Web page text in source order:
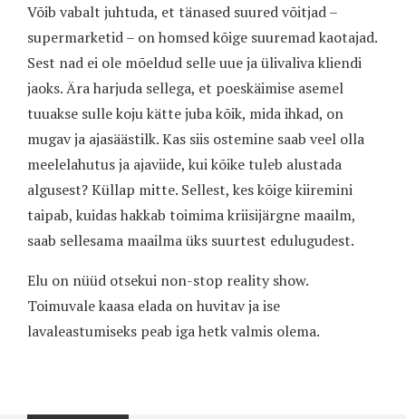
Võib vabalt juhtuda, et tänased suured võitjad –
supermarketid – on homsed kõige suuremad kaotajad.
Sest nad ei ole mõeldud selle uue ja ülivaliva kliendi
jaoks. Ära harjuda sellega, et poeskäimise asemel
tuuakse sulle koju kätte juba kõik, mida ihkad, on
mugav ja ajasäästilk. Kas siis ostemine saab veel olla
meelelahutus ja ajaviide, kui kõike tuleb alustada
algusest? Küllap mitte. Sellest, kes kõige kiiremini
taipab, kuidas hakkab toimima kriisijärgne maailm,
saab sellesama maailma üks suurtest edulugudest.
Elu on nüüd otsekui non-stop reality show.
Toimuvale kaasa elada on huvitav ja ise
lavaleastumiseks peab iga hetk valmis olema.